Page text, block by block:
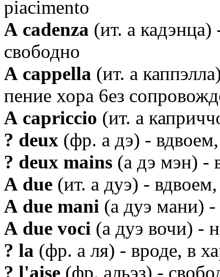
piacimento
А cadenza (ит. а кадэнца)
свободно
А cappella (ит. а
пение хора 6eз
А capriccio (ит. а
? deux (фр. а дэ) -
? deux mains (а дэ мэн) -
А due (ит. а дуэ) -
А due mani (а дуэ мани)
А due voci (а дуэ вочи) -
? la (фр. а ля) - вроде, в
? l'aise (фр. альэз) -